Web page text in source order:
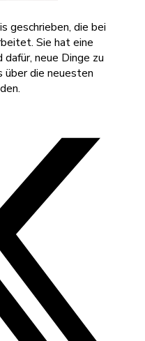
geschrieben, die bei
Sie hat eine
neue Dinge zu
die neuesten